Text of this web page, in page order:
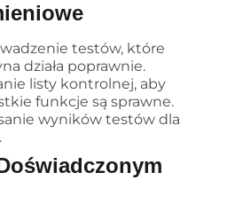
testów, które
działa poprawnie.
listy kontrolnej, aby
funkcje są sprawne.
wyników testów dla